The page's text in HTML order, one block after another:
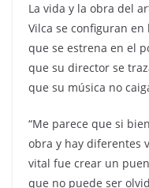
La vida y la obra del
Vilca se configuran en
que se estrena en el
que su director se
que su música no
“Me parece que si
obra y hay diferentes
vital fue crear un
que no puede ser